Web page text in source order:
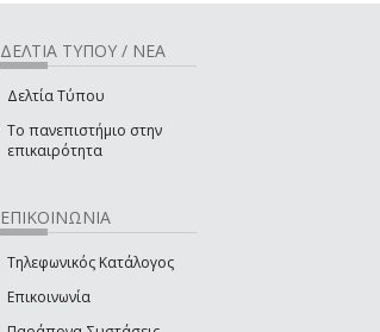
ΔΕΛΤΙΑ ΤΥΠΟΥ / ΝΕΑ
Δελτία Τύπου
Το πανεπιστήμιο στην
επικαιρότητα
ΕΠΙΚΟΙΝΩΝΙΑ
Τηλεφωνικός Κατάλογος
Επικοινωνία